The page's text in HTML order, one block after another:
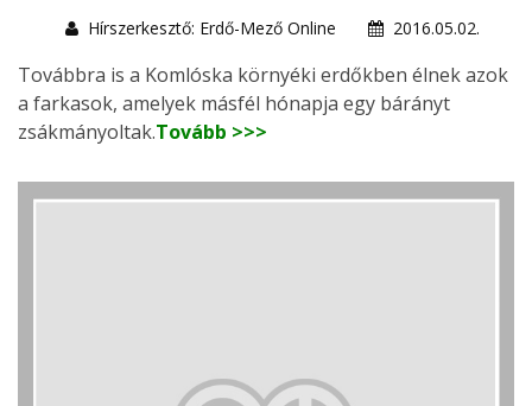
Hírszerkesztő: Erdő-Mező Online
2016.05.02.
Továbbra is a Komlóska környéki erdőkben élnek azok
a farkasok, amelyek másfél hónapja egy bárányt
zsákmányoltak.Tovább >>>